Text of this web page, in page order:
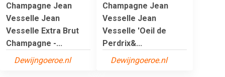
Champagne Jean
Vesselle Jean
Vesselle Extra Brut
Champagne -...
Dewijngoeroe.nl
Champagne Jean
Vesselle Jean
Vesselle 'Oeil de
Perdrix&...
Dewijngoeroe.nl